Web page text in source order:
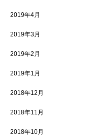
2019年4月
2019年3月
2019年2月
2019年1月
2018年12月
2018年11月
2018年10月